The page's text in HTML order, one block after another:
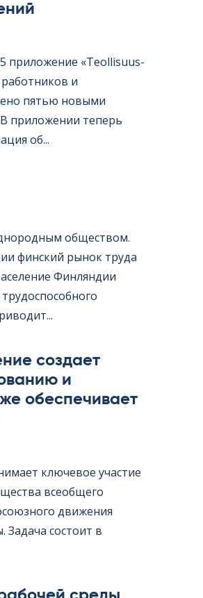
приложение «Teol­li­suus­
и
пятью новыми
приложении теперь
об...
обществом.
финский рынок труда
Финляндии
создает
и
обеспечивает
ключевое участие
всеобщего
движения
Задача состоит в